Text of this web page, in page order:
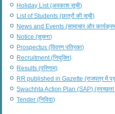
Holiday List (अवकाश सूची)
List of Students (छात्रों की सूची)
News and Events (सामाचार और
Notice (सूचना)
Prospectus (विवरण पत्रिका)
Recruitment (नियुक्ति)
Results (परिणाम)
RR published in Gazette (राजपत्र में
Swachhta Action Plan (SAP) (स्वच्छता
Tender (निविदा)